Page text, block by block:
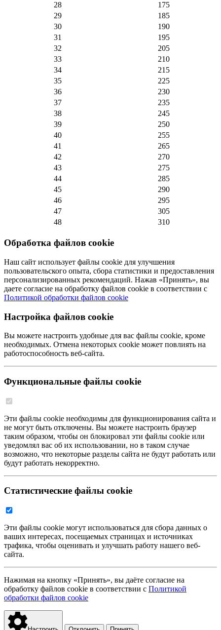
28
175
29
185
30
190
31
195
32
205
33
210
34
215
35
225
36
230
37
235
38
245
39
250
40
255
41
265
42
270
43
275
44
285
45
290
46
295
47
305
48
310
Обработка файлов cookie
Наш сайт использует файлы cookie для улучшения
пользовательского опыта, сбора статистики и предоставления
персонализированных рекомендаций. Нажав «Принять», вы
даете согласие на обработку файлов cookie в соответствии с
Политикой обработки файлов cookie
Настройка файлов cookie
Вы можете настроить удобные для вас файлы cookie, кроме
необходимых. Отмена некоторых cookie может повлиять на
работоспособность веб-сайта.
Функциональные файлы cookie
Эти файлы cookie необходимы для функционирования сайта и
не могут быть отключены. Вы можете настроить браузер
таким образом, чтобы он блокировал эти файлы cookie или
уведомлял вас об их использовании, но в таком случае
возможно, что некоторые разделы сайта не будут работать или
будут работать некорректно.
Статистические файлы cookie
Эти файлы cookie могут использоваться для сбора данных о
ваших интересах, посещаемых страницах и источниках
трафика, чтобы оценивать и улучшать работу нашего веб-
сайта.
Нажимая на кнопку «Принять», вы даёте согласие на
обработку файлов cookie в соответствии с Политикой
обработки файлов cookie